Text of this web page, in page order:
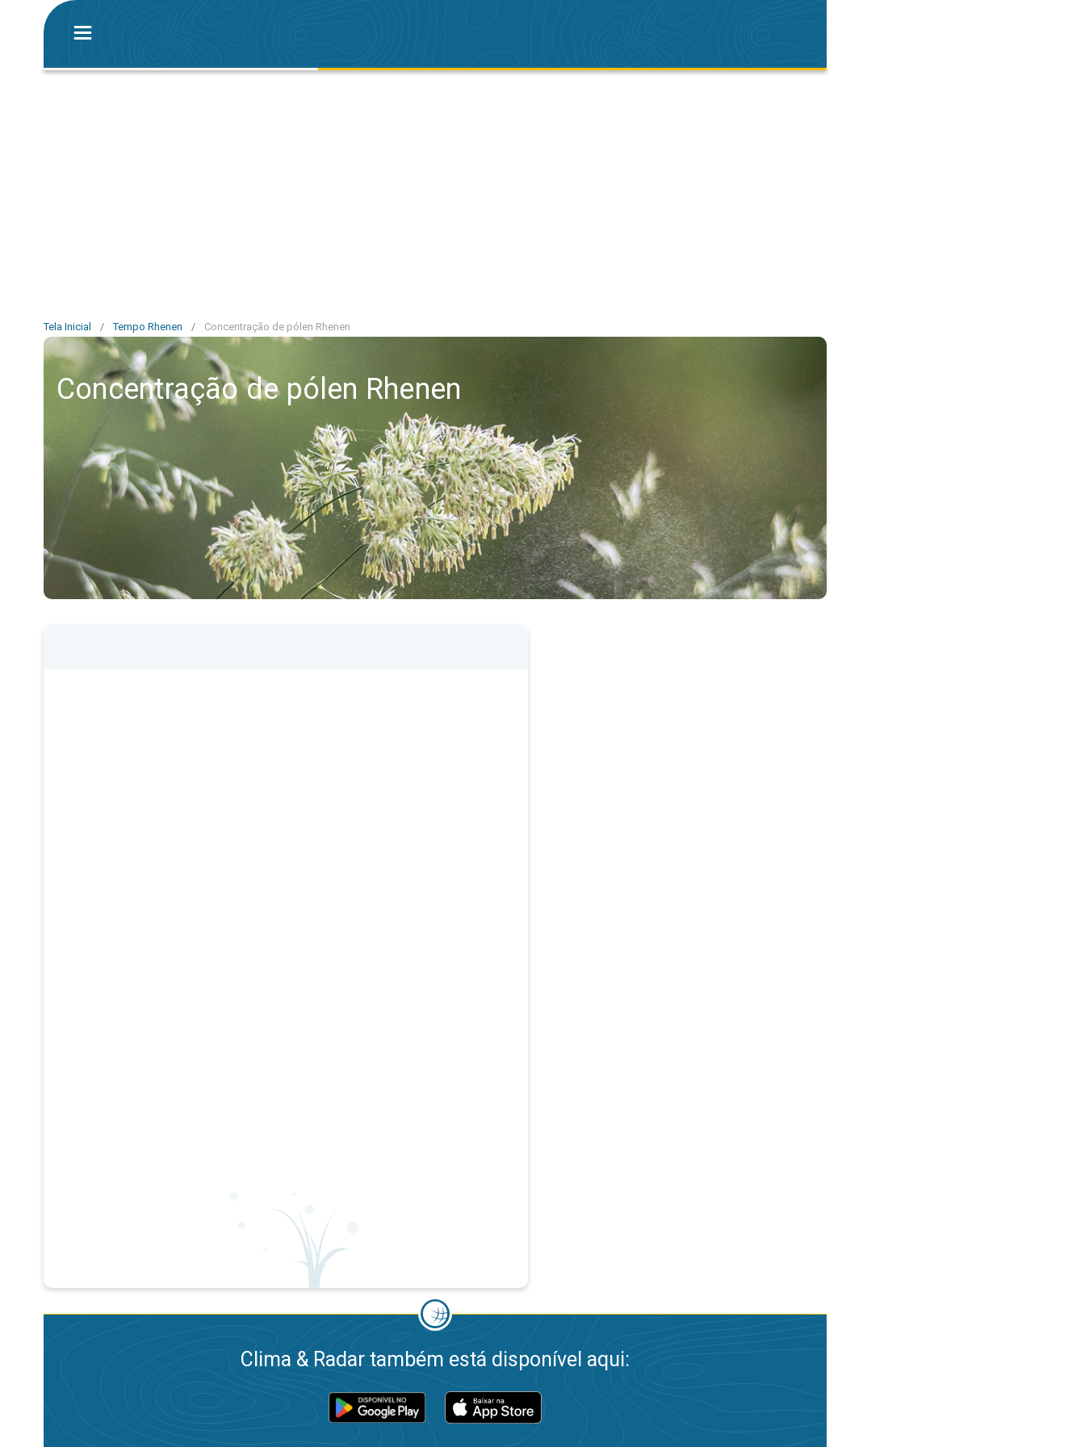
Tela Inicial / Tempo Rhenen / Concentração de pólen Rhenen
Concentração de pólen Rhenen
Clima & Radar também está disponível aqui: